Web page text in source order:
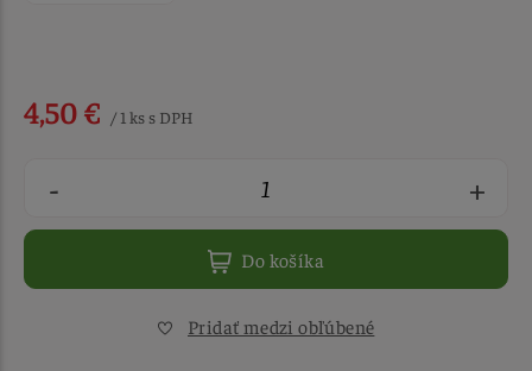
4,50 € / 1 ks s DPH
- +
Do košíka
Pridať medzi obľúbené